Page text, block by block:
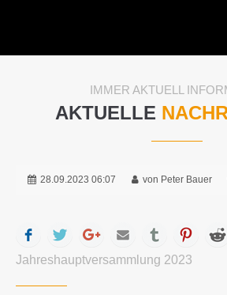
IMMER AKTUELL
AKTUELLE
28.09.2023 06:07 von Peter Bauer
Facebook
Twitter Google+Mail tumblr
Jahreshauptversammlung 2023